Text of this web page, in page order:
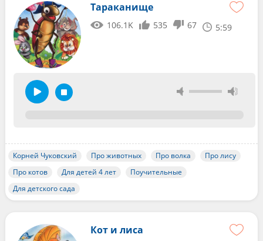
Тараканище
106.1K 535 67 5:59
Корней Чуковский Про животных Про волка
Про лису
Про котов
Для детей 4 лет
Поучительные
Для детского сада
Кот и лиса